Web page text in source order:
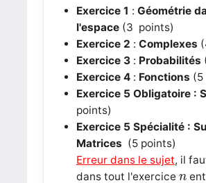
Exercice 1 : Géométrie
l'espace(3 points)
Exercice 2 : Complexes
Exercice 3: Probabilités
Exercice 4: Fonctions (5
Exercice 5 Obligatoire :
points)
Exercice 5 Spécialité :
Matrices (5 points)
Erreurdans le sujet, il
dans tout l'exercice n
n